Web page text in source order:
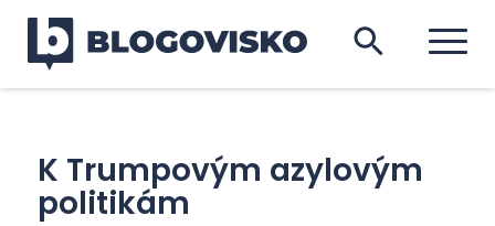
K Trumpovým azylovým
politikám